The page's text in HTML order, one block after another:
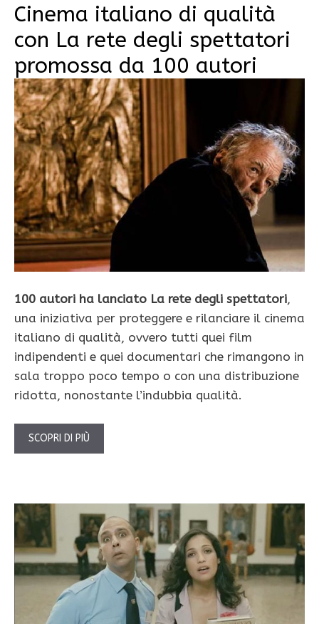
Cinema italiano di qualità
con La rete degli spettatori
promossa da 100 autori
100 autori ha lanciato La rete degli spettatori,
una iniziativa per proteggere e rilanciare il cinema
italiano di qualità, ovvero tutti quei film
indipendenti e quei documentari che rimangono in
sala troppo poco tempo o con una distribuzione
ridotta, nonostante l’indubbia qualità.
SCOPRI DI PIÙ